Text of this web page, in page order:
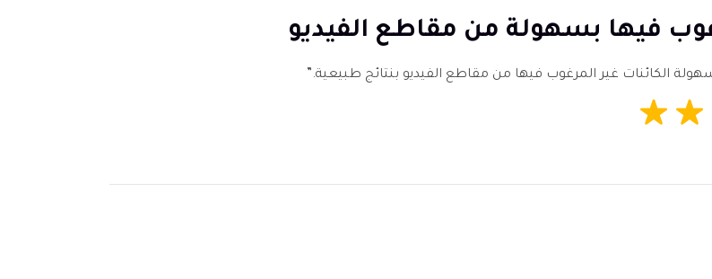
فيها بسهولة من مقاطع الفيديو